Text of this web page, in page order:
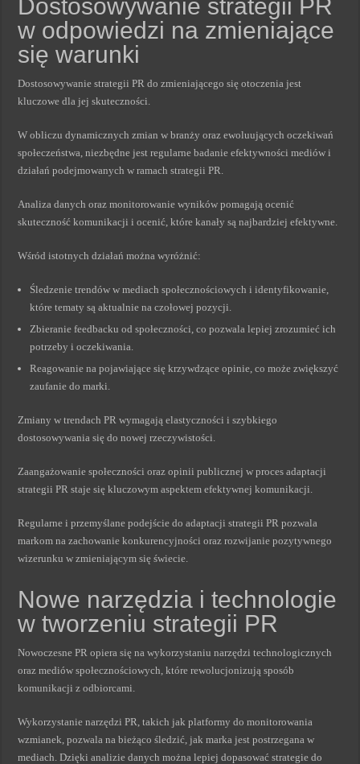
Dostosowywanie strategii PR
w odpowiedzi na zmieniające
się warunki
Dostosowywanie strategii PR do zmieniającego się otoczenia jest
kluczowe dla jej skuteczności.
W obliczu dynamicznych zmian w branży oraz ewoluujących oczekiwań
społeczeństwa, niezbędne jest regularne badanie efektywności mediów i
działań podejmowanych w ramach strategii PR.
Analiza danych oraz monitorowanie wyników pomagają ocenić
skuteczność komunikacji i ocenić, które kanały są najbardziej efektywne.
Wśród istotnych działań można wyróżnić:
Śledzenie trendów w mediach społecznościowych i identyfikowanie,
które tematy są aktualnie na czołowej pozycji.
Zbieranie feedbacku od społeczności, co pozwala lepiej zrozumieć ich
potrzeby i oczekiwania.
Reagowanie na pojawiające się krzywdzące opinie, co może zwiększyć
zaufanie do marki.
Zmiany w trendach PR wymagają elastyczności i szybkiego
dostosowywania się do nowej rzeczywistości.
Zaangażowanie społeczności oraz opinii publicznej w proces adaptacji
strategii PR staje się kluczowym aspektem efektywnej komunikacji.
Regularne i przemyślane podejście do adaptacji strategii PR pozwala
markom na zachowanie konkurencyjności oraz rozwijanie pozytywnego
wizerunku w zmieniającym się świecie.
Nowe narzędzia i technologie
w tworzeniu strategii PR
Nowoczesne PR opiera się na wykorzystaniu narzędzi technologicznych
oraz mediów społecznościowych, które rewolucjonizują sposób
komunikacji z odbiorcami.
Wykorzystanie narzędzi PR, takich jak platformy do monitorowania
wzmianek, pozwala na bieżąco śledzić, jak marka jest postrzegana w
mediach. Dzięki analizie danych można lepiej dopasować strategie do